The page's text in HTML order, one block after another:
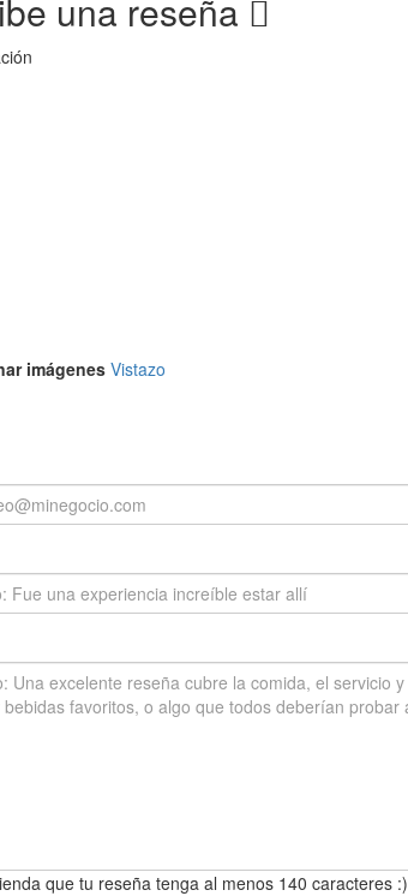
una reseña
imágenes Vistazo
que tu reseña tenga al menos 140 caracteres :)